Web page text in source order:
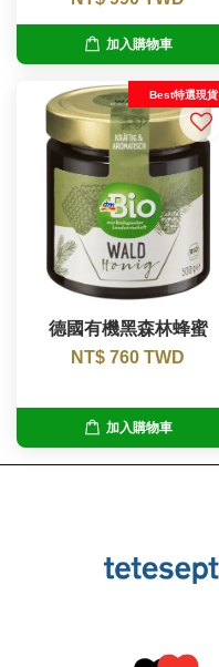
加入購物車
Best特選現貨
德國有機黑森林蜂蜜
NT$ 760 TWD
加入購物車